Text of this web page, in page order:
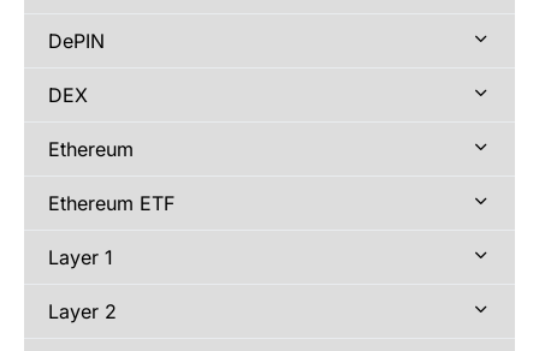
DePIN
DEX
Ethereum
Ethereum ETF
Layer 1
Layer 2